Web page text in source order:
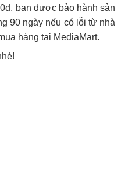
bạn được bảo hành sản
90 ngày nếu có lỗi từ nhà
hàng tại MediaMart.